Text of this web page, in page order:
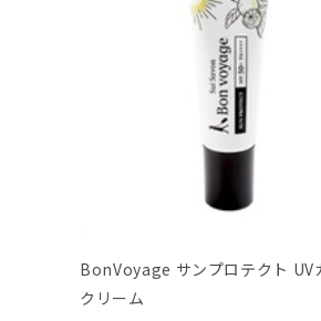
BonVoyage サンプロテクト UV
クリーム